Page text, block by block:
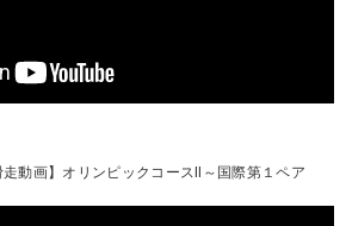
走動画】オリンピックコースⅡ～国際第１ペア